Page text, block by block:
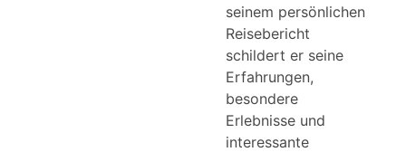
seinem persönlichen
Reisebericht
schildert er seine
Erfahrungen,
besondere
Erlebnisse und
interessante